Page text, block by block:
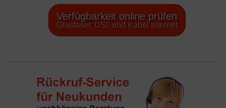
Verfügbarkeit online prüfen
Glasfaser, DSL und Kabel Internet